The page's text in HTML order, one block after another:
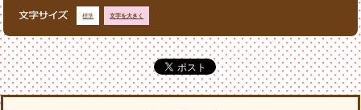
標準 文字を大きく